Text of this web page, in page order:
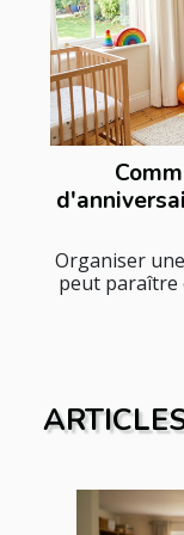
Organiser
peut paraître